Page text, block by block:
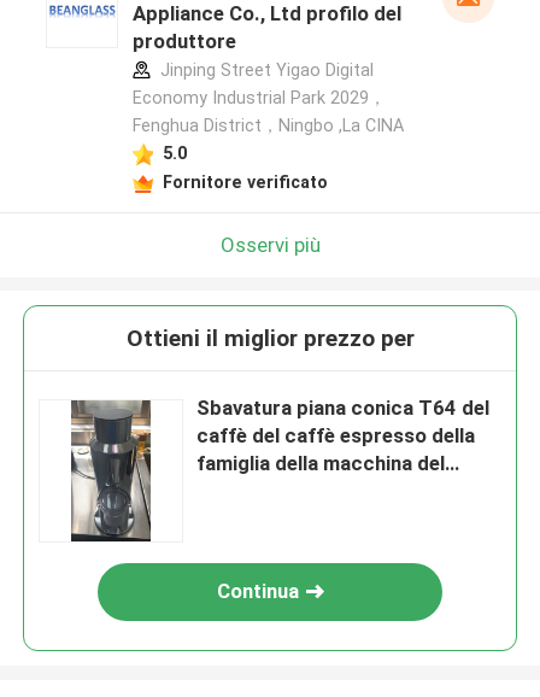
Appliance Co., Ltd profilo del
produttore
Jinping Street Yigao Digital
Economy Industrial Park 2029，
Fenghua District，Ningbo ,La CINA
5.0
Fornitore verificato
Osservi più
Ottieni il miglior prezzo per
Sbavatura piana conica T64 del
caffè del caffè espresso della
famiglia della macchina del
Continua